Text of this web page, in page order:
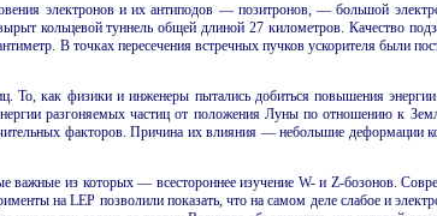
электронов и их антиподов — позитронов, — большой
кольцевой туннель общей длиной 27 километров. Качество
В точках пересечения встречных пучков ускорителя были
То, как физики и инженеры пытались добиться повышения
разгоняемых частиц от положения Луны по отношению к
факторов. Причина их влияния — небольшие деформации
важные из которых — всестороннее изучение W- и Z-бозонов.
на LEP позволили показать, что на самом деле слабое и